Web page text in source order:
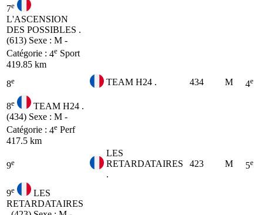
7e
L'ASCENSION
DES POSSIBLES .
(613) Sexe : M -
Catégorie : 4e Sport
419.85 km
8e TEAM H24 . 434 M 4e
8e
TEAM H24 .
(434) Sexe : M -
Catégorie : 4e Perf
417.5 km
9e
LES
RETARDATAIRES
.
423 M 5e
9e
LES
RETARDATAIRES